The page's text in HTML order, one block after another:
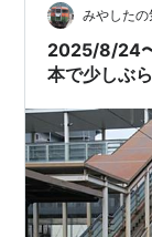
みやした
2025/8/24
本で少しぶら